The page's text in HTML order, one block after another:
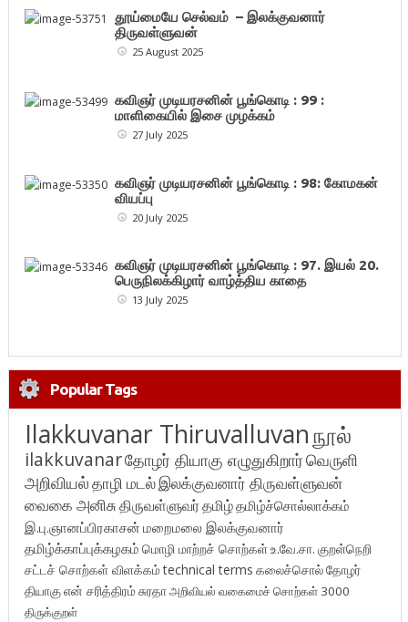
தூய்மையே செல்வம் – இலக்குவனார்
திருவள்ளுவன்
25 August 2025
கவிஞர் முடியரசனின் பூங்கொடி : 99 :
மாளிகையில் இசை முழக்கம்
27 July 2025
கவிஞர் முடியரசனின் பூங்கொடி : 98: கோமகன்
வியப்பு
20 July 2025
கவிஞர் முடியரசனின் பூங்கொடி : 97. இயல் 20.
பெருநிலக்கிழார் வாழ்த்திய காதை
13 July 2025
Popular Tags
Ilakkuvanar Thiruvalluvanநூல்
ilakkuvanarதோழர் தியாகு எழுதுகிறார்வெருளி
அறிவியல்தாழி மடல்இலக்குவனார் திருவள்ளுவன்
வைகை அனிசுதிருவள்ளுவர்தமிழ்தமிழ்ச்சொல்லாக்கம்
இ.பு.ஞானப்பிரகாசன் மறைமலை இலக்குவனார்
தமிழ்க்காப்புக்கழகம் மொழி மாற்றச் சொற்கள்உ.வே.சா. குறள்நெறி
சட்டச் சொற்கள் விளக்கம்technical terms கலைச்சொல்தோழர்
தியாகுஎன் சரித்திரம்சுரதாஅறிவியல் வகைமைச் சொற்கள் 3000
திருக்குறள்